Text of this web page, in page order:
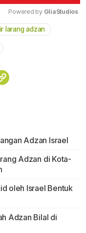
Mute
Powered by GliaStudios
larang adzan
Adzan Israel
Adzan di Kota-
oleh Israel Bentuk
Adzan Bilal di